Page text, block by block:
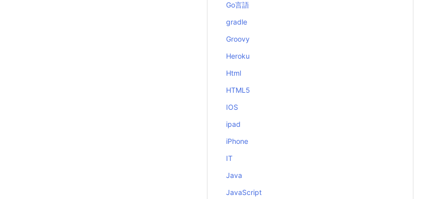
Go言語
gradle
Groovy
Heroku
Html
HTML5
IOS
ipad
iPhone
IT
Java
JavaScript